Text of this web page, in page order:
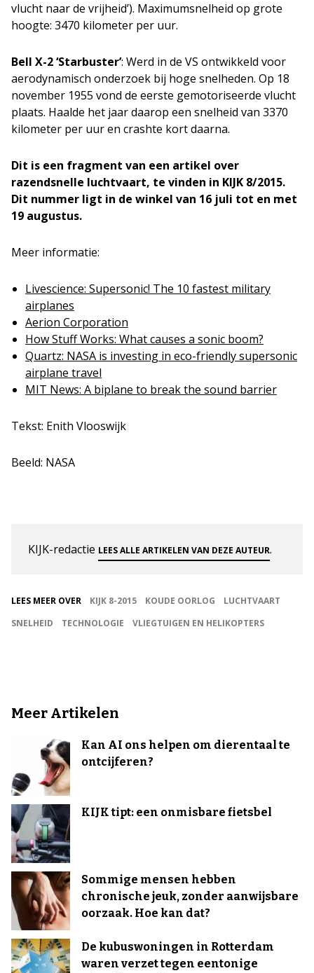
vlucht naar de vrijheid’). Maximumsnelheid op grote
hoogte: 3470 kilometer per uur.
Bell X-2 ‘Starbuster’: Werd in de VS ontwikkeld voor
aerodynamisch onderzoek bij hoge snelheden. Op 18
november 1955 vond de eerste gemotoriseerde vlucht
plaats. Haalde het jaar daarop een snelheid van 3370
kilometer per uur en crashte kort daarna.
Dit is een fragment van een artikel over
razendsnelle luchtvaart, te vinden in KIJK 8/2015.
Dit nummer ligt in de winkel van 16 juli tot en met
19 augustus.
Meer informatie:
Livescience: Supersonic! The 10 fastest military
airplanes
Aerion Corporation
How Stuff Works: What causes a sonic boom?
Quartz: NASA is investing in eco-friendly supersonic
airplane travel
MIT News: A biplane to break the sound barrier
Tekst: Enith Vlooswijk
Beeld: NASA
KIJK-redactie LEES ALLE ARTIKELEN VAN DEZE AUTEUR.
LEES MEER OVER KIJK 8-2015 KOUDE OORLOG
LUCHTVAART
SNELHEID
TECHNOLOGIE VLIEGTUIGEN EN HELIKOPTERS
Meer Artikelen
Kan AI ons helpen om dierentaal te
ontcijferen?
KIJK tipt: een onmisbare fietsbel
Sommige mensen hebben
chronische jeuk, zonder aanwijsbare
oorzaak. Hoe kan dat?
De kubuswoningen in Rotterdam
waren verzet tegen eentonige